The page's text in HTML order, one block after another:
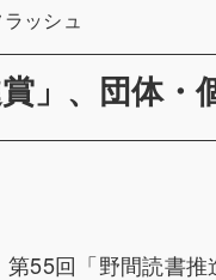
」、団体・
ッシュ
55回「野間読書